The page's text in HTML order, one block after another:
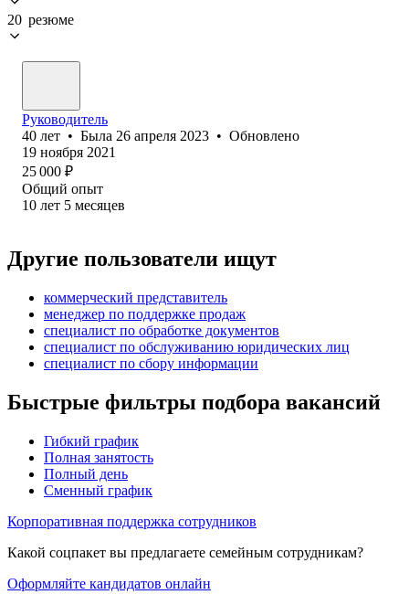
20 резюме
Руководитель
40 лет • Была 26 апреля 2023 • Обновлено
19 ноября 2021
25 000 ₽
Общий опыт
10 лет 5 месяцев
Другие пользователи ищут
коммерческий представитель
менеджер по поддержке продаж
специалист по обработке документов
специалист по обслуживанию юридических лиц
специалист по сбору информации
Быстрые фильтры подбора вакансий
Гибкий график
Полная занятость
Полный день
Сменный график
Корпоративная поддержка сотрудников
Какой соцпакет вы предлагаете семейным сотрудникам?
Оформляйте кандидатов онлайн